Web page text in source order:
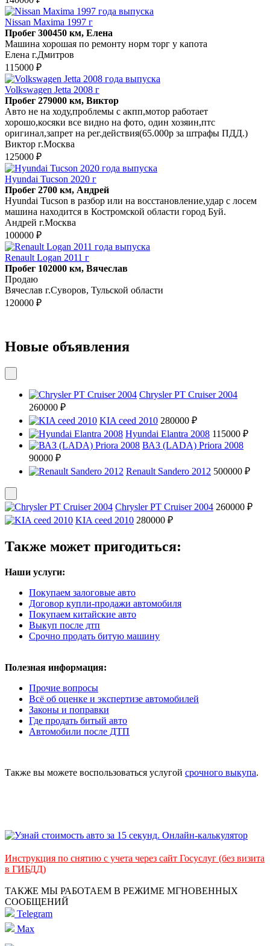
Nissan Maxima 1997 г
Пробег 300450 км, Елена
Машина хорошая по ремонту норм торг у капота
Елена г.Дмитров
115000 ₽
Volkswagen Jetta 2008 г
Пробег 279000 км, Виктор
Авто не на ходу,проблемы с акпп,мотор работает
хорошо,косяки все видно на фото, один хозяин,птс
оригинал,запрет на рег.действия(65.000р за штрафы ПДД.)
Виктор г.Москва
125000 ₽
Hyundai Tucson 2020 г
Пробег 2700 км, Андрей
Hyundai Tucson в разбор или на восстановление,удар с лосем
машина находится в Костромской области город Буй.
Андрей г.Москва
100000 ₽
Renault Logan 2011 г
Пробег 102000 км, Вячеслав
Продаю
Вячеслав г.Суворов, Тульской области
120000 ₽
Новые объявления
Chrysler PT Cruiser 2004
260000 ₽
KIA ceed 2010 280000 ₽
Hyundai Elantra 2008 115000 ₽
ВАЗ (LADA) Priora 2008
90000 ₽
Renault Sandero 2012 500000 ₽
Chrysler PT Cruiser 2004 260000 ₽
KIA ceed 2010 280000 ₽
Также может пригодиться:
Наши услуги:
Покупаем залоговые авто
Договор купли-продажи автомобиля
Покупаем китайские авто
Выкуп после дтп
Срочно продать битую машину
Полезная информация:
Прочие вопросы
Всё об оценке и экспертизе автомобилей
Законы и поправки
Где продать битый авто
Автомобили после ДТП
Также вы можете воспользоваться услугой срочного выкупа.
Инструкция по снятию с учета через сайт Госуслуг (без визита
в ГИБДД)
ТАКЖЕ МЫ РАБОТАЕМ В РЕЖИМЕ МГНОВЕННЫХ
СООБЩЕНИЙ
Telegram
Max